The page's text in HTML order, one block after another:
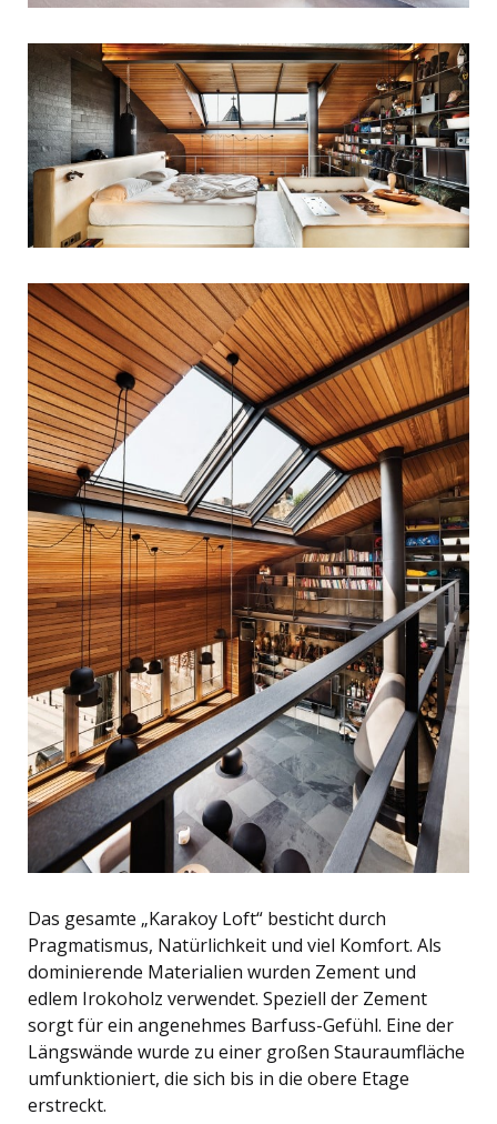
Das gesamte „Karakoy Loft“ besticht durch
Pragmatismus, Natürlichkeit und viel Komfort. Als
dominierende Materialien wurden Zement und
edlem Irokoholz verwendet. Speziell der Zement
sorgt für ein angenehmes Barfuss-Gefühl. Eine der
Längswände wurde zu einer großen Stauraumfläche
umfunktioniert, die sich bis in die obere Etage
erstreckt.